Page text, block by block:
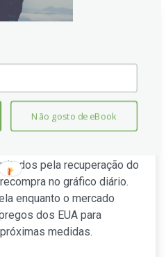
cautelosos
adicional do
apoiado por expectativas
pela recuperação do
no gráfico diário.
enquanto o mercado
dos EUA para
medidas.
Não gosto de eBook